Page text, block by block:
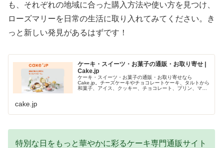
も、それぞれの地域に合った購入方法や使い方を見つけ、
ローズマリーを日常の生活に取り入れてみてください。き
っと新しい発見があるはずです！
ケーキ・スイーツ・お菓子の通販・お取り寄せ |
Cake.jp
ケーキ・スイーツ・お菓子の通販・お取り寄せなら
Cake.jp。チーズケーキやチョコレートケーキ、タルトから
和菓子、アイス、クッキー、チョコレート、プリン、マカ
cake.jp
特別な日をもっと華やかに彩るケーキ専門通販サイト